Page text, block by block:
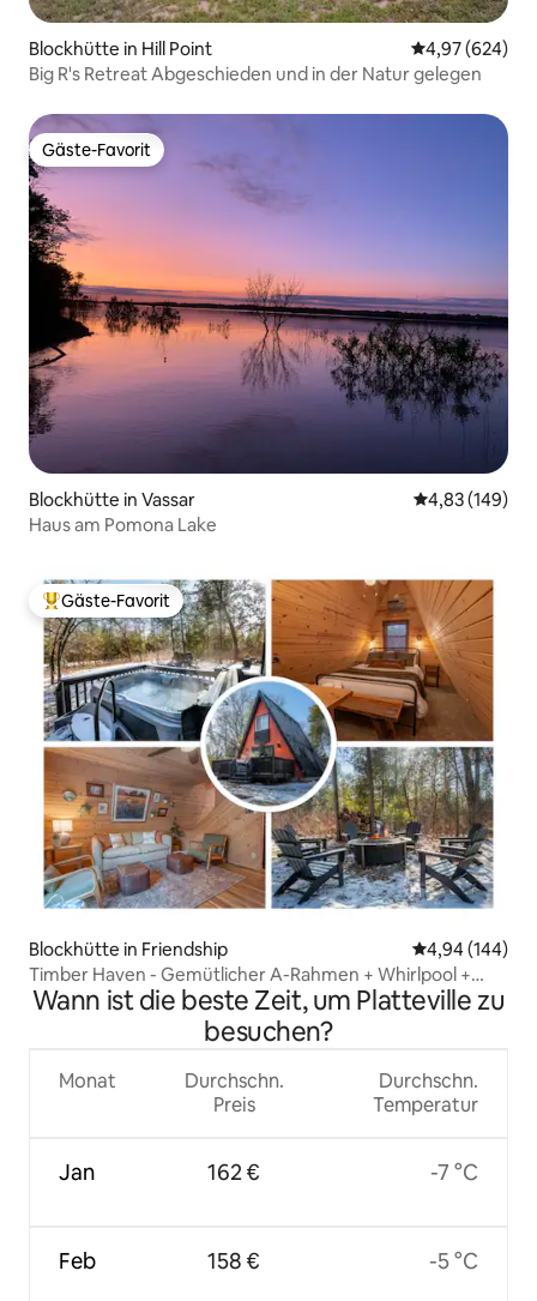
Blockhütte in Hill Point
4,97 (624)
Big R's Retreat Abgeschieden und in der Natur gelegen
Gäste-Favorit
Gäste-Favorit
Blockhütte in Vassar
4,83 (149)
Haus am Pomona Lake
Beliebter Gäste-Favorit.
Gäste-Favorit
Blockhütte in Friendship
4,94 (144)
Timber Haven - Gemütlicher A-Rahmen + Whirlpool +
Kamin
Wann ist die beste Zeit, um Platteville zu
besuchen?
Monat
Jan
Feb
Durchschn.
Preis
162 €
158 €
Durchschn.
Temperatur
-7 °C
-5 °C